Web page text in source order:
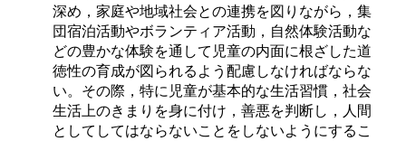
深め，家庭や地域社会との連携を図りながら，集
団宿泊活動やボランティア活動，自然体験活動な
どの豊かな体験を通して児童の内面に根ざした道
徳性の育成が図られるよう配慮しなければならな
い。その際，特に児童が基本的な生活習慣，社会
生活上のきまりを身に付け，善悪を判断し，人間
としてしてはならないことをしないようにするこ